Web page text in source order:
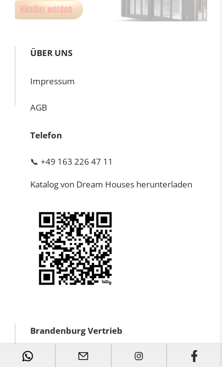
ÜBER UNS
Impressum
AGB
Telefon
📞 +49 163 226 47 11
Katalog von Dream Houses herunterladen
Brandenburg Vertrieb
Dream Houses Berlin